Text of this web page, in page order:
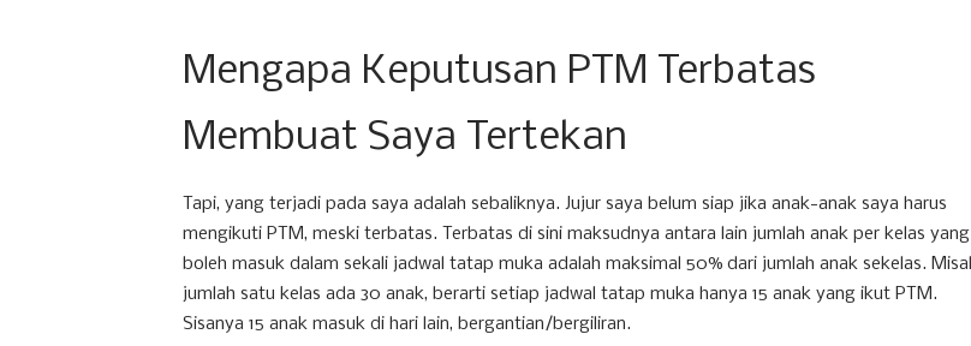
Mengapa Keputusan PTM Terbatas
Membuat Saya Tertekan
Tapi, yang terjadi pada saya adalah sebaliknya. Jujur saya belum siap jika anak-anak saya harus
mengikuti PTM, meski terbatas. Terbatas di sini maksudnya antara lain jumlah anak per kelas yang
boleh masuk dalam sekali jadwal tatap muka adalah maksimal 50% dari jumlah anak sekelas. Misal
jumlah satu kelas ada 30 anak, berarti setiap jadwal tatap muka hanya 15 anak yang ikut PTM.
Sisanya 15 anak masuk di hari lain, bergantian/bergiliran.